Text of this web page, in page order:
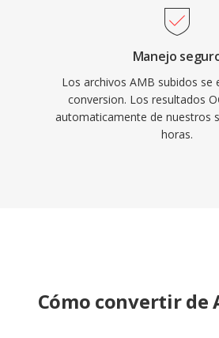
Manejo
Los archivos AMB subidos se
conversion. Los resultados
automaticamente de nuestros
horas.
Cómo convertir de